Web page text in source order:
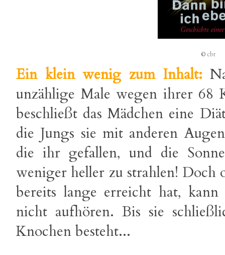
© cbt
Ein klein wenig zum Inhalt:
unzählige Male wegen ihrer 68
beschließt das Mädchen eine
die Jungs sie mit anderen
die ihr gefallen, und die
weniger heller zu strahlen!
bereits lange erreicht hat,
nicht aufhören. Bis sie
Knochen besteht...